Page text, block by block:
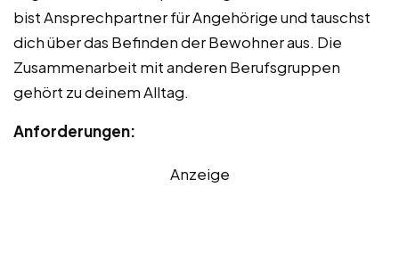
bist Ansprechpartner für Angehörige und tauschst
dich über das Befinden der Bewohner aus. Die
Zusammenarbeit mit anderen Berufsgruppen
gehört zu deinem Alltag.
Anforderungen:
Anzeige